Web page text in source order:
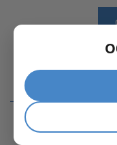
Производитель
Модель
Вариант
Нет отзывов о